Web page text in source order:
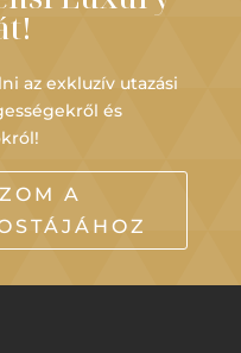
az exkluzív utazási
és
A